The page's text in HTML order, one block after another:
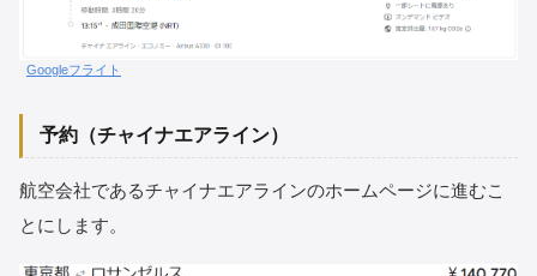
Googleフライト
予約（チャイナエアライン）
航空会社であるチャイナエアラインのホームページに進むこ
とにします。